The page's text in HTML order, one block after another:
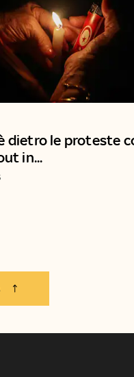
dietro le proteste
in...